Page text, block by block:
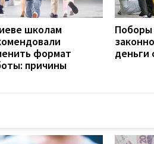
школам
формат
причины
Поборы
деньги